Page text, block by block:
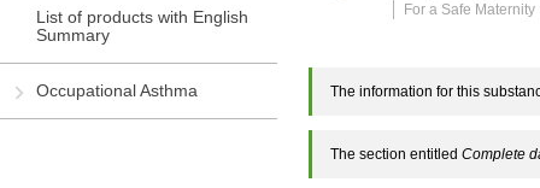
List of products with English
Summary
Occupational Asthma
For a Safe
The information for this
The section entitled Complete